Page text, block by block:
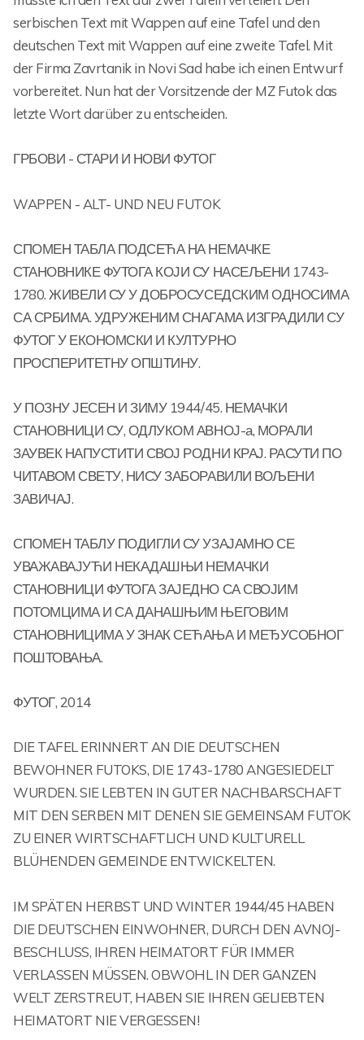
serbischen Text mit Wappen auf eine Tafel und den
deutschen Text mit Wappen auf eine zweite Tafel. Mit
der Firma Zavrtanik in Novi Sad habe ich einen Entwurf
vorbereitet. Nun hat der Vorsitzende der MZ Futok das
letzte Wort darüber zu entscheiden.
ГРБОВИ - СТАРИ И НОВИ ФУТОГ
WAPPEN - ALT- UND NEU FUTOK
СПОМЕН ТАБЛА ПОДСЕЋА НА НЕМАЧКЕ
СТАНОВНИКЕ ФУТОГА КОЈИ СУ НАСЕЉЕНИ 1743-
1780. ЖИВЕЛИ СУ У ДОБРОСУСЕДСКИМ ОДНОСИМА
СА СРБИМА. УДРУЖЕНИМ СНАГАМА ИЗГРАДИЛИ СУ
ФУТОГ У ЕКОНОМСКИ И КУЛТУРНО
ПРОСПЕРИТЕТНУ ОПШТИНУ.
У ПОЗНУ ЈЕСЕН И ЗИМУ 1944/45. НЕМАЧКИ
СТАНОВНИЦИ СУ, ОДЛУКОМ АВНОЈ-а, МОРАЛИ
ЗАУВЕК НАПУСТИТИ СВОЈ РОДНИ КРАЈ. РАСУТИ ПО
ЧИТАВОМ СВЕТУ, НИСУ ЗАБОРАВИЛИ ВОЉЕНИ
ЗАВИЧАЈ.
СПОМЕН ТАБЛУ ПОДИГЛИ СУ УЗАЈАМНО СЕ
УВАЖАВАЈУЋИ НЕКАДАШЊИ НЕМАЧКИ
СТАНОВНИЦИ ФУТОГА ЗАЈЕДНО СА СВОЈИМ
ПОТОМЦИМА И СА ДАНАШЊИМ ЊЕГОВИМ
СТАНОВНИЦИМА У ЗНАК СЕЋАЊА И МЕЂУСОБНОГ
ПОШТОВАЊА.
ФУТОГ, 2014
DIE TAFEL ERINNERT AN DIE DEUTSCHEN
BEWOHNER FUTOKS, DIE 1743-1780 ANGESIEDELT
WURDEN. SIE LEBTEN IN GUTER NACHBARSCHAFT
MIT DEN SERBEN MIT DENEN SIE GEMEINSAM FUTOK
ZU EINER WIRTSCHAFTLICH UND KULTURELL
BLÜHENDEN GEMEINDE ENTWICKELTEN.
IM SPÄTEN HERBST UND WINTER 1944/45 HABEN
DIE DEUTSCHEN EINWOHNER, DURCH DEN AVNOJ-
BESCHLUSS, IHREN HEIMATORT FÜR IMMER
VERLASSEN MÜSSEN. OBWOHL IN DER GANZEN
WELT ZERSTREUT, HABEN SIE IHREN GELIEBTEN
HEIMATORT NIE VERGESSEN!